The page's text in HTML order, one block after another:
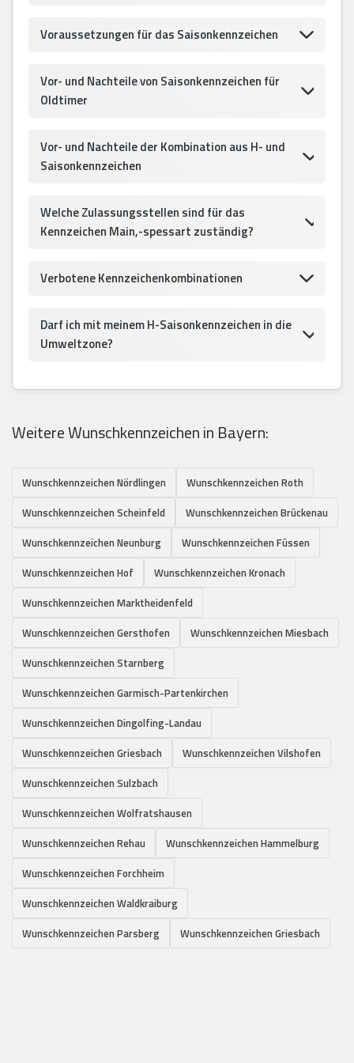
Voraussetzungen für das Saisonkennzeichen
Vor- und Nachteile von Saisonkennzeichen für
Oldtimer
Vor- und Nachteile der Kombination aus H- und
Saisonkennzeichen
Welche Zulassungsstellen sind für das
Kennzeichen Main,-spessart zuständig?
Verbotene Kennzeichenkombinationen
Darf ich mit meinem H-Saisonkennzeichen in die
Umweltzone?
Weitere Wunschkennzeichen in Bayern:
Wunschkennzeichen Nördlingen
Wunschkennzeichen Roth
Wunschkennzeichen Scheinfeld
Wunschkennzeichen Brückenau
Wunschkennzeichen Neunburg
Wunschkennzeichen Füssen
Wunschkennzeichen Hof
Wunschkennzeichen Kronach
Wunschkennzeichen Marktheidenfeld
Wunschkennzeichen Gersthofen
Wunschkennzeichen Miesbach
Wunschkennzeichen Starnberg
Wunschkennzeichen Garmisch-Partenkirchen
Wunschkennzeichen Dingolfing-Landau
Wunschkennzeichen Griesbach
Wunschkennzeichen Vilshofen
Wunschkennzeichen Sulzbach
Wunschkennzeichen Wolfratshausen
Wunschkennzeichen Rehau
Wunschkennzeichen Hammelburg
Wunschkennzeichen Forchheim
Wunschkennzeichen Waldkraiburg
Wunschkennzeichen Parsberg
Wunschkennzeichen Griesbach